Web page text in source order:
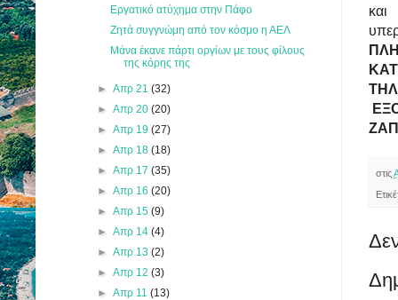
και
στις
Εργατικό ατύχημα στην Πάφο
Ζητά συγγνώμη από τον κόσμο η ΑΕΛ
Μάνα έκανε πάρτι οργίων με τους φίλους
της κόρης της
► Απρ 21 (32)
► Απρ 20 (20)
► Απρ 19 (27)
► Απρ 18 (18)
► Απρ 17 (35)
► Απρ 16 (20)
► Απρ 15 (9)
► Απρ 14 (4)
► Απρ 13 (2)
► Απρ 12 (3)
► Απρ 11 (13)